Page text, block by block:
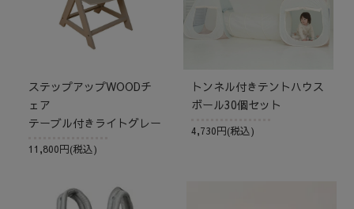
ステップアップWOODチ
ェア
テーブル付きライトグレー
11,800円(税込)
トンネル付きテントハウス
ボール30個セット
4,730円(税込)